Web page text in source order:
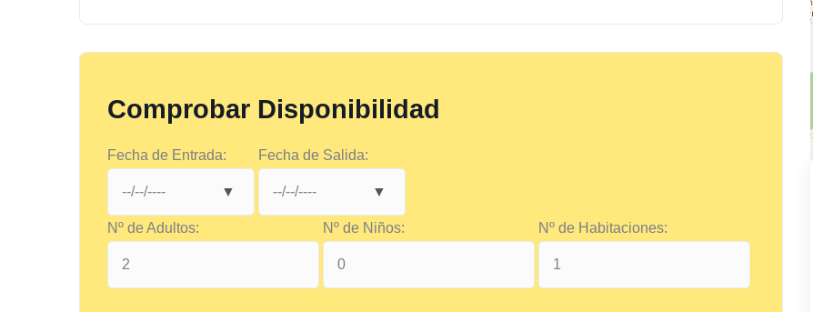
Comprobar Disponibilidad
Fecha de Entrada: Fecha de Salida:
Nº de Adultos: Nº de Niños: Nº de Habitaciones: